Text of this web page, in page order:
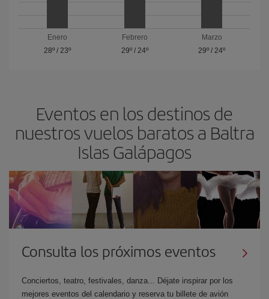
Enero
28º/ 23º
Febrero
29º/ 24º
Marzo
29º /24º
Eventos en los destinos de
nuestros vuelos baratos a Baltra
Islas Galápagos
Consulta los próximos eventos
Conciertos, teatro, festivales, danza... Déjate inspirar por los
mejores eventos del calendario y reserva tu billete de avión